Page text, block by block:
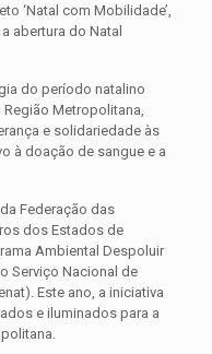
‘Natal com Mobilidade’,
abertura do Natal
do período natalino
Metropolitana,
e solidariedade às
à doação de sangue e a
Federação das
dos Estados de
Ambiental Despoluir
Serviço Nacional de
Este ano, a iniciativa
e iluminados para a